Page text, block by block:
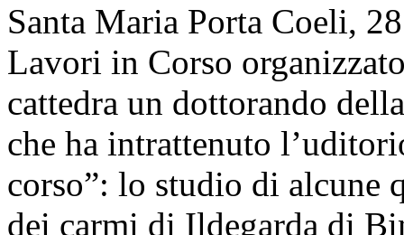
Santa Maria Porta Coeli,
Lavori in Corso
cattedra un dottorando
che ha intrattenuto
corso”: lo studio di alcune
dei carmi di Ildegarda di